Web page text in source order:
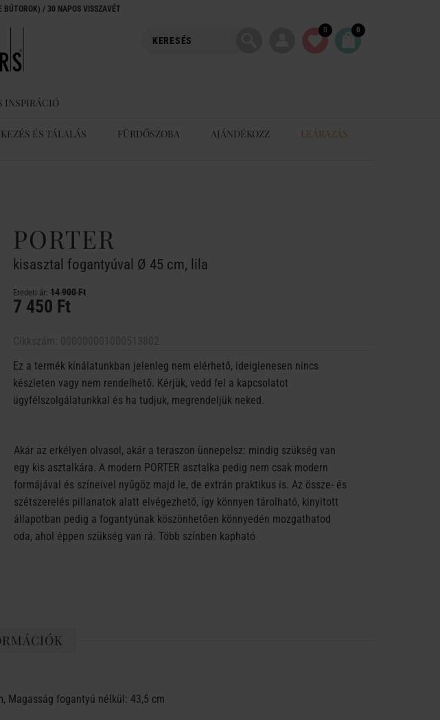
/ 30 NAPOS VISSZAVÉT
0 0
INSPIRÁCIÓ
ÉS TÁLALÁS FÜRDŐSZOBA AJÁNDÉKOZZ LEÁRAZÁS
PORTER
kisasztal fogantyúval Ø 45 cm, lila
Eredeti ár: 14 900 Ft
7 450 Ft
Ez a termék kínálatunkban jelenleg nem elérhető, ideiglenesen nincs
készleten vagy nem rendelhető. Kérjük, vedd fel a kapcsolatot
ügyfélszolgálatunkkal és ha tudjuk, megrendeljük neked.
Akár az erkélyen olvasol, akár a teraszon ünnepelsz: mindig szükség van
egy kis asztalkára. A modern PORTER asztalka pedig nem csak modern
formájával és színeivel nyűgöz majd le, de extrán praktikus is. Az össze- és
szétszerelés pillanatok alatt elvégezhető, így könnyen tárolható, kinyitott
állapotban pedig a fogantyúnak köszönhetően könnyedén mozgathatod
oda, ahol éppen szükség van rá. Több színben kapható
Magasság fogantyú nélkül: 43,5 cm